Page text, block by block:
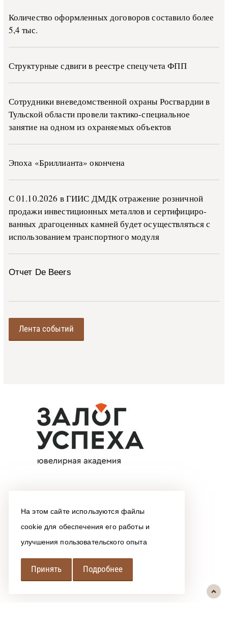
На этом сайте используются файлы
cookie для обеспечения его работы и
улучшения пользовательского опыта
Принять Подробнее
Количество оформленных договоров составило более
5,4 тыс.
Структурные сдвиги в реестре спецучета ФПП
Сотрудники вневедомственной охраны Росгвардии в
Тульской области провели тактико-специальное
занятие на одном из охраняемых объектов
Эпоха «Бриллианта» окончена
С 01.10.2026 в ГИИС ДМДК от­ра­же­ние роз­ни­ч­ной
про­да­жи ин­ве­сти­ци­он­ных ме­тал­лов и сер­ти­фи­ци­ро­
ван­ных дра­го­цен­ных ка­м­ней бу­дет осу­ще­ств­лять­ся с
ис­поль­зо­ва­ни­ем тран­с­пор­т­но­го мо­ду­ля
Отчет De Beers
Лента событий